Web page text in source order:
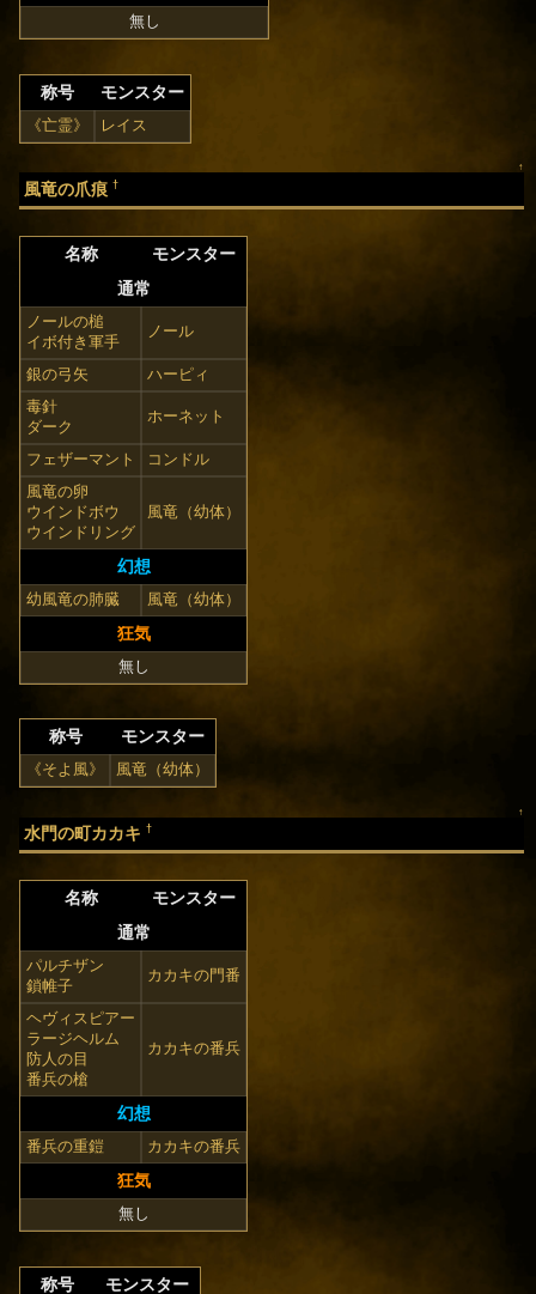
無し
称号 モンスター
《亡霊》 レイス
↑
風竜の爪痕 †
名称
モンスター
通常
ノールの槌
イボ付き軍手
ノール
銀の弓矢
ハーピィ
毒針
ダーク
ホーネット
フェザーマント
コンドル
風竜の卵
ウインドボウ
ウインドリング
風竜（幼体）
幻想
幼風竜の肺臓 風竜（幼体）
狂気
無し
称号 モンスター
《そよ風》 風竜（幼体）
↑
水門の町カカキ †
名称
モンスター
通常
パルチザン
鎖帷子
カカキの門番
ヘヴィスピアー
ラージヘルム
防人の目
番兵の槍
カカキの番兵
幻想
番兵の重鎧 カカキの番兵
狂気
無し
称号 モンスター